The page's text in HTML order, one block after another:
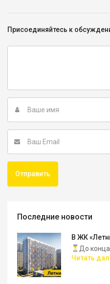
Присоединяйтесь к
Последние новости
В ЖК
До конца
Читать